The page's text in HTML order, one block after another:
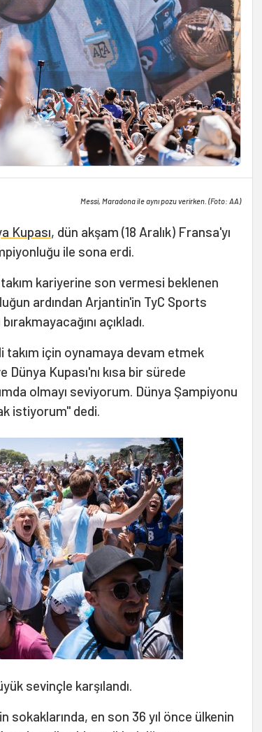
Messi, Maradona ile aynı pozu verirken. (Foto: AA)
Kupası, dün akşam (18 Aralık) Fransa'yı
ile sona erdi.
takım kariyerine son vermesi beklenen
ardından Arjantin'in TyC Sports
açıkladı.
takım için oynamaya devam etmek
Kupası'nı kısa bir sürede
olmayı seviyorum. Dünya Şampiyonu
istiyorum" dedi.
sevinçle karşılandı.
sokaklarında, en son 36 yıl önce ülkenin